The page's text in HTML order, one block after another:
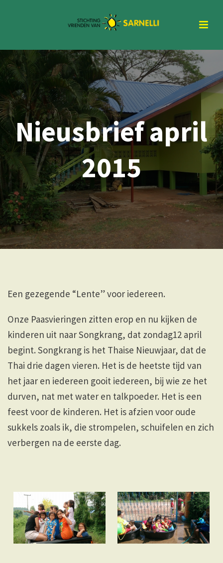
Nieusbrief april
2015
Een gezegende “Lente” voor iedereen.
Onze Paasvieringen zitten erop en nu kijken de
kinderen uit naar Songkrang, dat zondag12 april
begint. Songkrang is het Thaise Nieuwjaar, dat de
Thai drie dagen vieren. Het is de heetste tijd van
het jaar en iedereen gooit iedereen, bij wie ze het
durven, nat met water en talkpoeder. Het is een
feest voor de kinderen. Het is afzien voor oude
sukkels zoals ik, die strompelen, schuifelen en zich
verbergen na de eerste dag.